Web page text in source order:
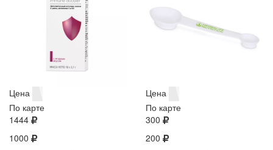
Цена
По карте
1444
1000
Цена
По карте
300
200